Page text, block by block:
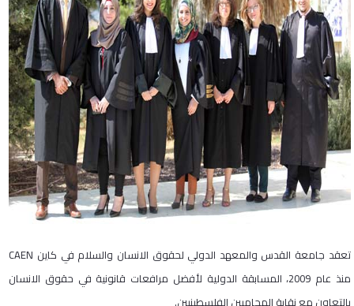
تعقد جامعة القدس والمعهد الدولي لحقوق الانسان والسلام في كاين CAEN
منذ عام 2009، المسابقة الدولية لأفضل مرافعات قانونية في حقوق الانسان